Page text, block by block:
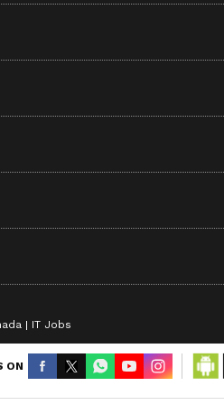
IT Jobs
ON